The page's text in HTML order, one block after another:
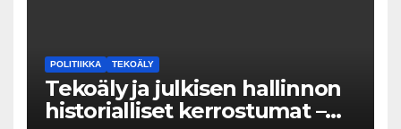
POLITIIKKA TEKOÄLY
Tekoäly ja julkisen hallinnon
historialliset kerrostumat –